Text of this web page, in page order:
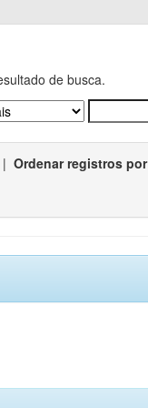
de busca.
| Ordenar registros por